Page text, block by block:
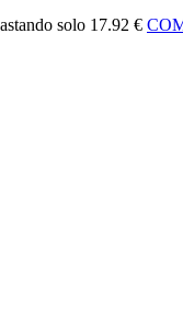
solo 17.92 €